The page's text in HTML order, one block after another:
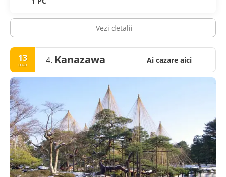
Vezi detalii
13
mai 4. Kanazawa Ai cazare aici